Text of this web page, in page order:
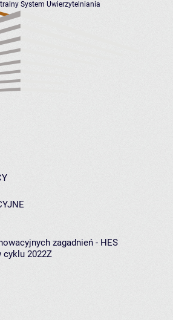
System Uwierzytelniania
zagadnień - HES
cyklu 2022Z